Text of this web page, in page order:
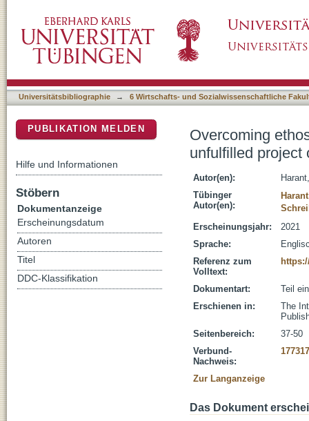
pedagogy
Universitätsbibliographie → 6 Wirtschafts- und Sozialwissenschaftliche
Overcoming
unfulfilled project
Autor(en):
Tübinger
Autor(en):
Erscheinungsjahr:
2021
Sprache:
Referenz zum
Volltext:
Dokumentart:
Teil
Erschienen in:
The
Seitenbereich:
37-50
Verbund-
Nachweis:
Zur Langanzeige
Das Dokument
PUBLIKATION MELDEN
Hilfe und Informationen
Stöbern
Dokumentanzeige
Erscheinungsdatum
Autoren
Titel
DDC-Klassifikation